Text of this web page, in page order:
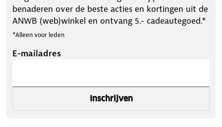
benaderen over de beste acties en kortingen uit de
ANWB (web)winkel en ontvang 5.- cadeautegoed.*
*Alleen voor leden
E-mailadres
Inschrijven